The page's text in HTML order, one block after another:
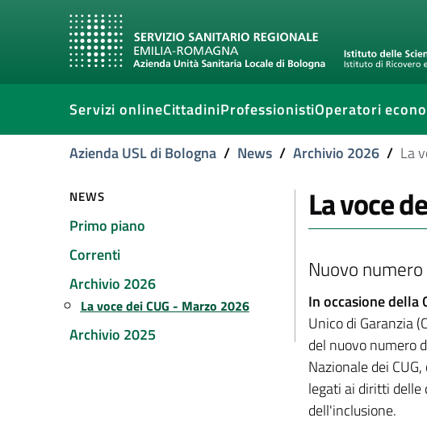
Servizi onlineCittadiniProfessionistiOperatori
Azienda USL di Bologna / News / Archivio 2026 / La
NEWS
Primo piano
Correnti
Archivio 2026
La voce dei CUG - Marzo 2026
Archivio 2025
La voce
Nuovo
In occasione della
Unico di Garanzia
del nuovo numero
Nazionale dei
legati ai diritti delle
dell'inclusione.